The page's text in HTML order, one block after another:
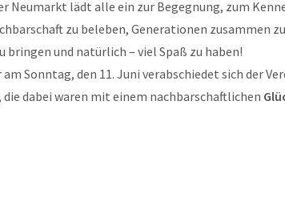
Neumarkt lädt alle ein zur Begegnung, zum
zu beleben, Generationen zusammen
bringen und natürlich – viel Spaß zu haben!
am Sonntag, den 11. Juni verabschiedet sich der
die dabei waren mit einem nachbarschaftlichen